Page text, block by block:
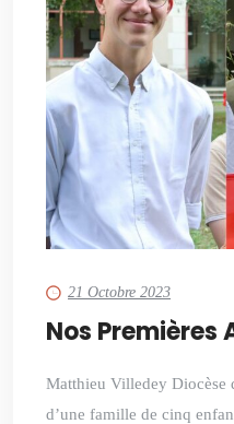
21 Octobre 2023
Nos Premières
Matthieu Villedey Diocèse
d’une famille de cinq